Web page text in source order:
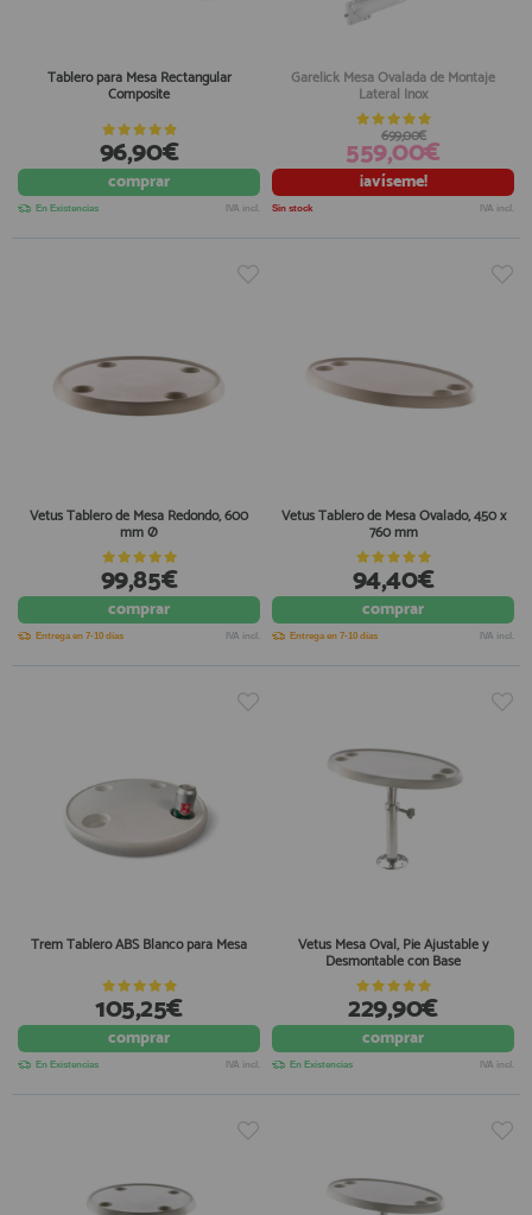
Tablero para Mesa Rectangular
Composite
96,90€
comprar
En Existencias IVA incl.
Garelick Mesa Ovalada de Montaje
Lateral Inox
559,00€
699,00€
¡avíseme!
Sin stock IVA incl.
Vetus Tablero de Mesa Redondo, 600
mm Ø
99,85€
comprar
Entrega en 7-10 días IVA incl.
Vetus Tablero de Mesa Ovalado, 450 x
760 mm
94,40€
comprar
Entrega en 7-10 días IVA incl.
Trem Tablero ABS Blanco para Mesa
105,25€
comprar
En Existencias IVA incl.
Vetus Mesa Oval, Pie Ajustable y
Desmontable con Base
229,90€
comprar
En Existencias IVA incl.